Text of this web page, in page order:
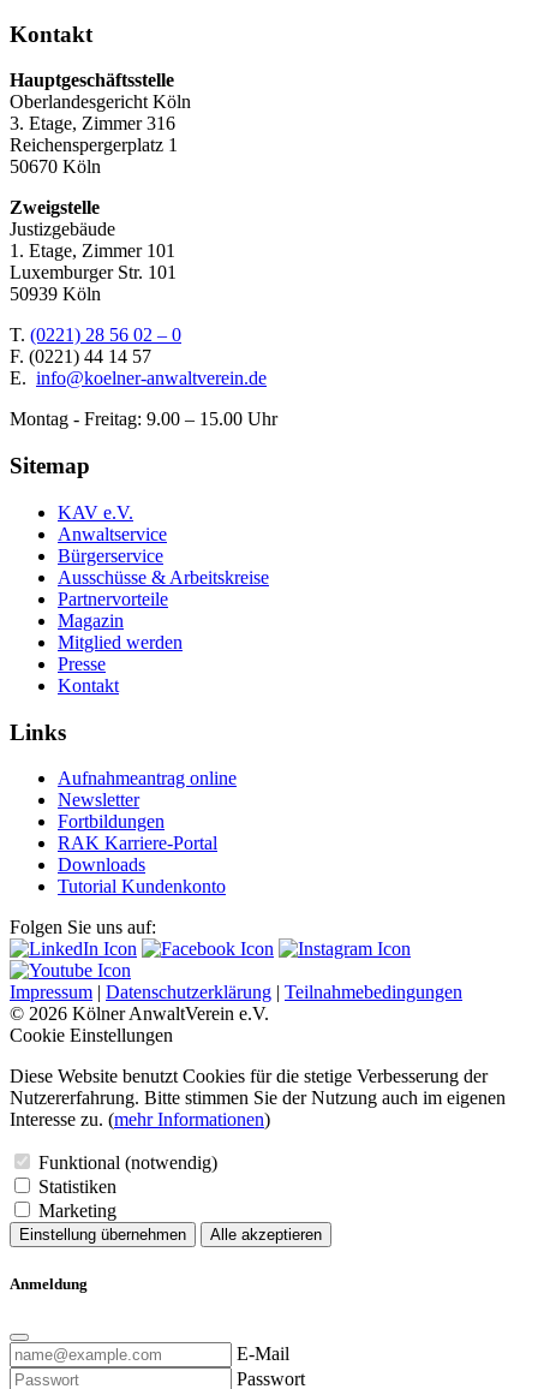
Kontakt
Hauptgeschäftsstelle
Oberlandesgericht Köln
3. Etage, Zimmer 316
Reichenspergerplatz 1
50670 Köln
Zweigstelle
Justizgebäude
1. Etage, Zimmer 101
Luxemburger Str. 101
50939 Köln
T. (0221) 28 56 02 – 0
F. (0221) 44 14 57
E. info@koelner-anwaltverein.de
Montag - Freitag: 9.00 – 15.00 Uhr
Sitemap
KAV e.V.
Anwaltservice
Bürgerservice
Ausschüsse & Arbeitskreise
Partnervorteile
Magazin
Mitglied werden
Presse
Kontakt
Links
Aufnahmeantrag online
Newsletter
Fortbildungen
RAK Karriere-Portal
Downloads
Tutorial Kundenkonto
Folgen Sie uns auf:
Impressum | Datenschutzerklärung | Teilnahmebedingungen
© 2026 Kölner AnwaltVerein e.V.
Cookie Einstellungen
Diese Website benutzt Cookies für die stetige Verbesserung der
Nutzererfahrung. Bitte stimmen Sie der Nutzung auch im eigenen
Interesse zu. (mehr Informationen)
Funktional (notwendig)
Statistiken
Marketing
Einstellung übernehmen Alle akzeptieren
Anmeldung
E-Mail
Passwort